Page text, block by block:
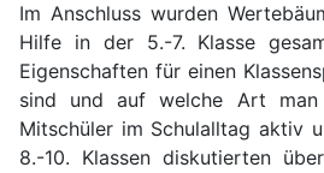
Im Anschluss wurden
Hilfe in der 5.-7. Klasse
Eigenschaften für einen
sind und auf welche Art man
Mitschüler im Schulalltag aktiv
8.-10. Klassen diskutierten